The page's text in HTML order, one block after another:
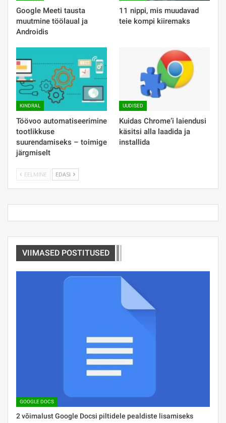
Google Meeti tausta
muutmine töölaual ja
Androidis
11 nippi, mis muudavad
teie kompi kiiremaks
KINDRAL
Töövoo automatiseerimine
tootlikkuse
suurendamiseks – toimige
järgmiselt
UUDISED
Kuidas Chrome’i laiendusi
käsitsi alla laadida ja
installida
EELMINE EDASI
VIIMASED POSTITUSED
GOOGLE DOCS
2 võimalust Google Docsi piltidele pealdiste lisamiseks